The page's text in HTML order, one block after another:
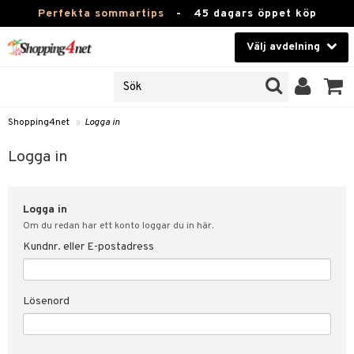
Perfekta sommartips - 45 dagars öppet köp
Välj avdelning
Kontaktlinser
Hälsokost
Fitness
Hem & Inredning
Leksaker, Barn & Baby
Varumärken
Shopping4net » Logga in
Logga in
Logga in
Om du redan har ett konto loggar du in här.
Kundnr. eller E-postadress
Lösenord
svar